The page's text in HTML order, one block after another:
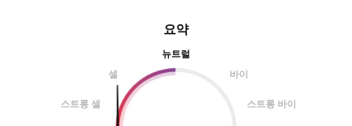
요약
뉴트럴
셀
바이
스트롱 셀 스트롱 바이